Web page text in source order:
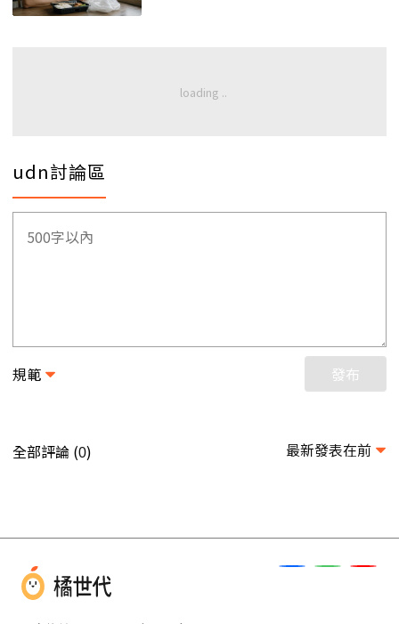
udn討論區
規範 發布
全部評論 (0) 最新發表在前